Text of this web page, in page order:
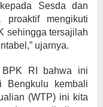
Sesda dan
mengikuti
sehingga tersajilah
ujarnya.
BPK RI bahwa ini
Bengkulu kembali
(WTP) ini kita